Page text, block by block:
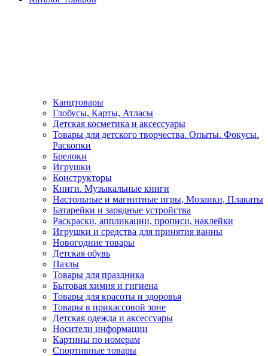
Канцтовары
Глобусы, Карты, Атласы
Детская косметика и аксессуары
Товары для детского творчества. Опыты. Фокусы.
Раскопки
Брелоки
Игрушки
Конструкторы
Книги. Музыкальные книги
Настольные и магнитные игры, Мозаики, Плакаты
Батарейки и зарядные устройства
Раскраски, аппликации, прописи, наклейки
Игрушки и средства для принятия ванны
Новогодние товары
Детская обувь
Пазлы
Товары для праздника
Бытовая химия и гигиена
Товары для красоты и здоровья
Товары в прикассовой зоне
Детская одежда и аксессуары
Носители информации
Картины по номерам
Спортивные товары